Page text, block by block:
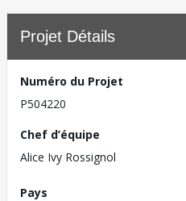
Projet Détails
Numéro du Projet
P504220
Chef d’équipe
Alice Ivy Rossignol
Pays